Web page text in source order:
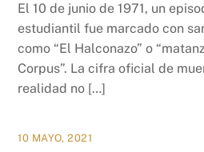
El 10 de junio de 1971, un
estudiantil fue marcado con
como “El Halconazo” o
Corpus”. La cifra oficial de
realidad no […]
10 MAYO, 2021